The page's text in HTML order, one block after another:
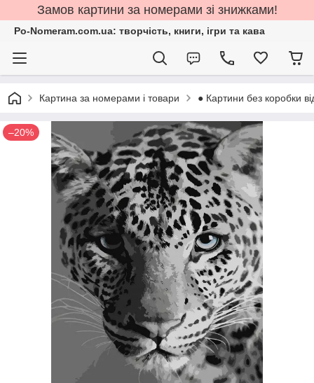
Замов картини за номерами зі знижками!
Po-Nomeram.com.ua: творчість, книги, ігри та кава
Картина за номерами і товари ● Картини без коробки
–20%